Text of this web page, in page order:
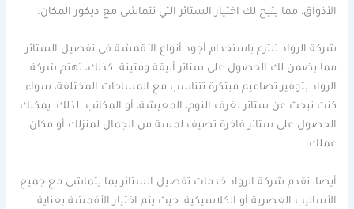
الأذواق، مما يتيح لك اختيار الستائر التي تتماشى مع ديكور المكان.
شركة الرواد تلتزم باستخدام أجود أنواع الأقمشة في تفصيل الستائر،
مما يضمن لك الحصول على ستائر أنيقة ومتينة. كذلك، تهتم شركة
الرواد بتوفير تصاميم مبتكرة تتناسب مع المساحات المختلفة، سواء
كنت تبحث عن ستائر لغرف النوم، المعيشة، أو المكاتب. لذلك، يمكنك
الحصول على ستائر فاخرة تضيف لمسة من الجمال لمنزلك أو مكان
عملك.
أيضا، تقدم شركة الرواد خدمات تفصيل الستائر بما يتماشى مع جميع
الأساليب العصرية أو الكلاسيكية، حيث يتم اختيار الأقمشة بعناية